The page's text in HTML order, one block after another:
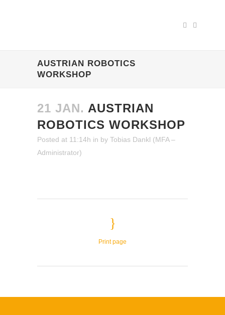
AUSTRIAN ROBOTICS
WORKSHOP
21 JAN. AUSTRIAN
ROBOTICS WORKSHOP
Posted at 11:14h in by Tobias Dankl (MFA –
Administrator)
Print page